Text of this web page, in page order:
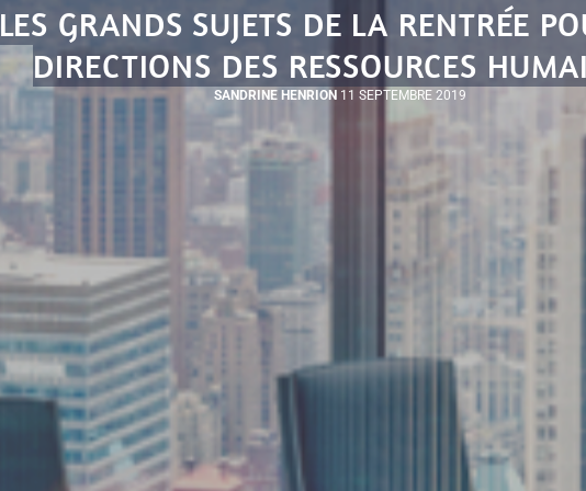
LES GRANDS SUJETS DE LA RENTRÉE
DIRECTIONS DES RESSOURCES
SANDRINE HENRION 11 SEPTEMBRE 2019